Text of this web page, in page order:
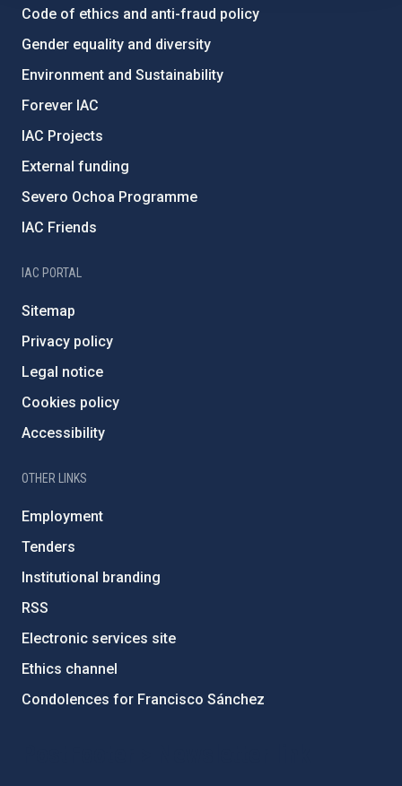
Code of ethics and anti-fraud policy
Gender equality and diversity
Environment and Sustainability
Forever IAC
IAC Projects
External funding
Severo Ochoa Programme
IAC Friends
IAC PORTAL
Sitemap
Privacy policy
Legal notice
Cookies policy
Accessibility
OTHER LINKS
Employment
Tenders
Institutional branding
RSS
Electronic services site
Ethics channel
Condolences for Francisco Sánchez